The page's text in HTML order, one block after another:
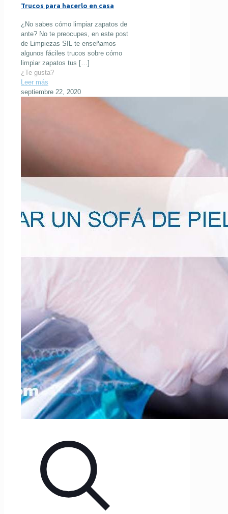
Trucos para hacerlo en casa
¿No sabes cómo limpiar zapatos de
ante? No te preocupes, en este post
de Limpiezas SIL te enseñamos
algunos fáciles trucos sobre cómo
limpiar zapatos tus […]
¿Te gusta?
Leer más
septiembre 22, 2020